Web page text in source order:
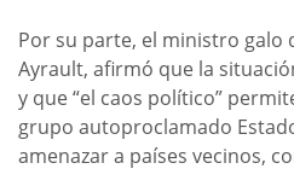
Por su parte, el ministro galo
Ayrault, afirmó que la
y que “el caos político”
grupo autoproclamado
amenazar a países vecinos,